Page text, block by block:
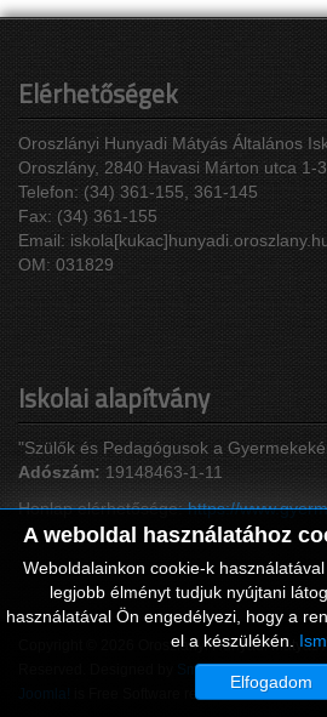
Elérhetőségek
Oroszlányi Hunyadi Mátyás Általános
Oroszlány, 2840 Havasi Márton utca 1-3.
Telefon: (34) 361-155, 361-145
Fax: (34) 361-155
Email:
OM: 031829
A weboldal használatához
Weboldalainkon cookie-k
legjobb élményt tudjuk nyújtani
használatával Ön engedélyezi, hogy a
el a készülékén.
Elfogadom
Iskolai alapítvány
"Szülők és Pedagógusok a
Adószám: 19148463-1-11
Honlap elérhetősége:https://
Copyright © 2026 Oroszlányi Hunyadi Mátyás
SmartAddons.Com
is Free Software released under the